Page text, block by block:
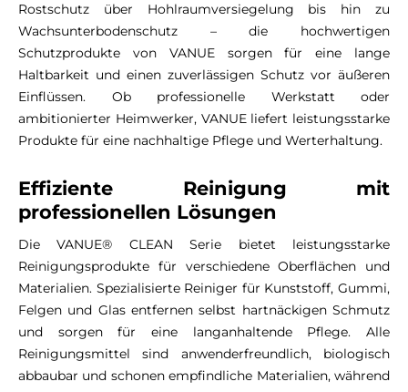
Rostschutz über Hohlraumversiegelung bis hin zu
Wachsunterbodenschutz – die hochwertigen
Schutzprodukte von VANUE sorgen für eine lange
Haltbarkeit und einen zuverlässigen Schutz vor äußeren
Einflüssen. Ob professionelle Werkstatt oder
ambitionierter Heimwerker, VANUE liefert leistungsstarke
Produkte für eine nachhaltige Pflege und Werterhaltung.
Effiziente Reinigung mit
professionellen Lösungen
Die VANUE® CLEAN Serie bietet leistungsstarke
Reinigungsprodukte für verschiedene Oberflächen und
Materialien. Spezialisierte Reiniger für Kunststoff, Gummi,
Felgen und Glas entfernen selbst hartnäckigen Schmutz
und sorgen für eine langanhaltende Pflege. Alle
Reinigungsmittel sind anwenderfreundlich, biologisch
abbaubar und schonen empfindliche Materialien, während